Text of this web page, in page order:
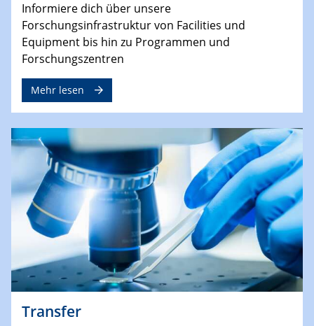
Informiere dich über unsere
Forschungsinfrastruktur von Facilities und
Equipment bis hin zu Programmen und
Forschungszentren
Mehr lesen
Transfer